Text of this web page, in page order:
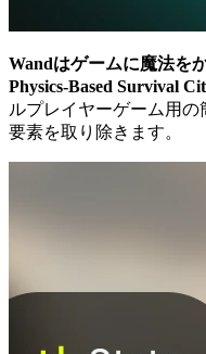
Wandはゲームに魔法を
Physics-Based Survival
ルプレイヤーゲーム用
要素を取り除きます。